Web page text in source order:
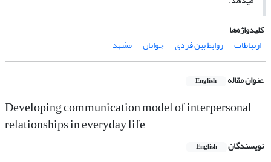
کلیدواژه‌ها
ارتباطات
روابط بین فردی جوانان مشهد
عنوان مقاله English
Developing communication model of interpersonal
relationships in everyday life
نویسندگان English